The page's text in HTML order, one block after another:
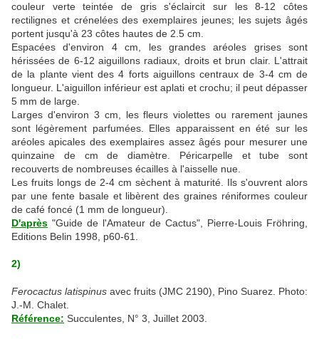
couleur verte teintée de gris s'éclaircit sur les 8-12 côtes
rectilignes et crénelées des exemplaires jeunes; les sujets âgés
portent jusqu'à 23 côtes hautes de 2.5 cm.
Espacées d'environ 4 cm, les grandes aréoles grises sont
hérissées de 6-12 aiguillons radiaux, droits et brun clair. L'attrait
de la plante vient des 4 forts aiguillons centraux de 3-4 cm de
longueur. L'aiguillon inférieur est aplati et crochu; il peut dépasser
5 mm de large.
Larges d'environ 3 cm, les fleurs violettes ou rarement jaunes
sont légèrement parfumées. Elles apparaissent en été sur les
aréoles apicales des exemplaires assez âgés pour mesurer une
quinzaine de cm de diamètre. Péricarpelle et tube sont
recouverts de nombreuses écailles à l'aisselle nue.
Les fruits longs de 2-4 cm sèchent à maturité. Ils s'ouvrent alors
par une fente basale et libèrent des graines réniformes couleur
de café foncé (1 mm de longueur).
D'après "Guide de l'Amateur de Cactus", Pierre-Louis Fröhring,
Editions Belin 1998, p60-61.
2)
Ferocactus latispinus avec fruits (JMC 2190), Pino Suarez. Photo:
J.-M. Chalet.
Référence: Succulentes, N° 3, Juillet 2003.